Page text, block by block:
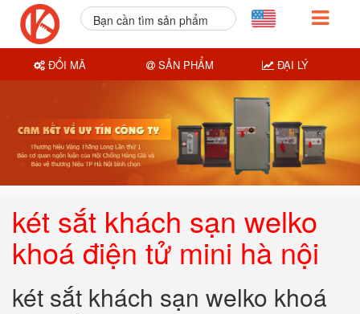
két sắt khách sạn welko
khoá điện tử mini hà nội
két sắt khách sạn welko khoá
Bạn cần tìm sản phẩm
ĐỔI MÃ SẢN PHẨM ĐẠI LÝ